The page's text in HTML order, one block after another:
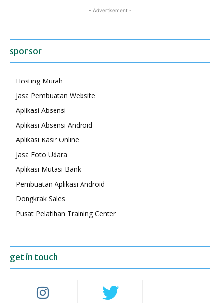
- Advertisement -
sponsor
Hosting Murah
Jasa Pembuatan Website
Aplikasi Absensi
Aplikasi Absensi Android
Aplikasi Kasir Online
Jasa Foto Udara
Aplikasi Mutasi Bank
Pembuatan Aplikasi Android
Dongkrak Sales
Pusat Pelatihan Training Center
get in touch